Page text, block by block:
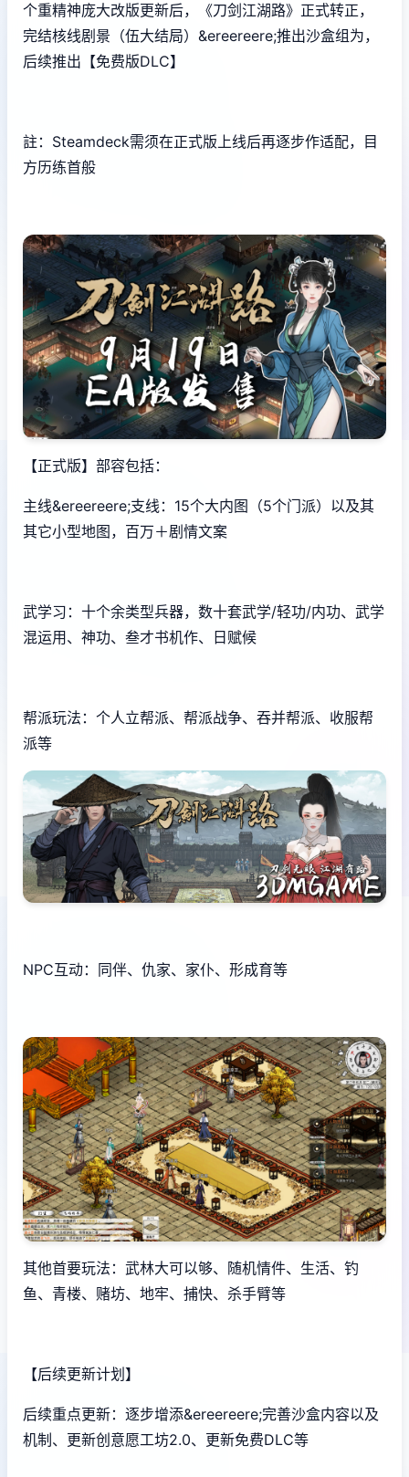
个重精神庞大改版更新后，《刀剑江湖路》正式转正，
完结核线剧景（伍大结局）&ereereere;推出沙盒组为，
后续推出【免费版DLC】
註：Steamdeck需须在正式版上线后再逐步作适配，目
方历练首般
【正式版】部容包括：
主线&ereereere;支线：15个大内图（5个门派）以及其
其它小型地图，百万＋剧情文案
武学习：十个余类型兵器，数十套武学/轻功/内功、武学
混运用、神功、叁才书机作、日赋候
帮派玩法：个人立帮派、帮派战争、吞并帮派、收服帮
派等
NPC互动：同伴、仇家、家仆、形成育等
其他首要玩法：武林大可以够、随机情件、生活、钓
鱼、青楼、赌坊、地牢、捕快、杀手臂等
【后续更新计划】
后续重点更新：逐步增添&ereereere;完善沙盒内容以及
机制、更新创意愿工坊2.0、更新免费DLC等